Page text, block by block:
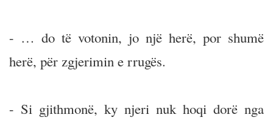
- … do të votonin, jo një herë, por shumë
herë, për zgjerimin e rrugës.
- Si gjithmonë, ky njeri nuk hoqi dorë nga